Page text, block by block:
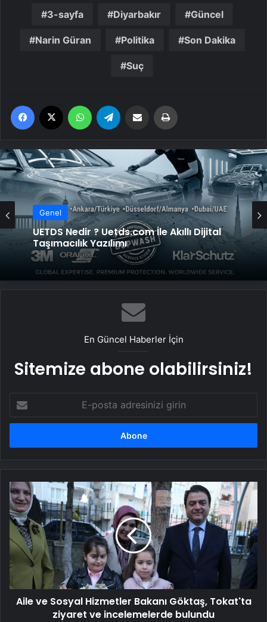
3-sayfa Diyarbakır Güncel
Narin Güran Politika Son Dakika
Suç
Facebook WhatsApp Email'den paylaş
Genel
UETDS Nedir ? Uetds.com İle Akıllı Dijital
Taşımacılık Yazılımı
En Güncel Haberler İçin
Sitemize abone olabilirsiniz!
posta
adresinizi
Aile
ve
Sosyal
Hizmetler
Bakanı
Göktaş,
Tokat'ta
ziyaret
ve
incelemelerde
Aile ve Sosyal Hizmetler Bakanı Göktaş, Tokat'ta
ziyaret ve incelemelerde bulundu